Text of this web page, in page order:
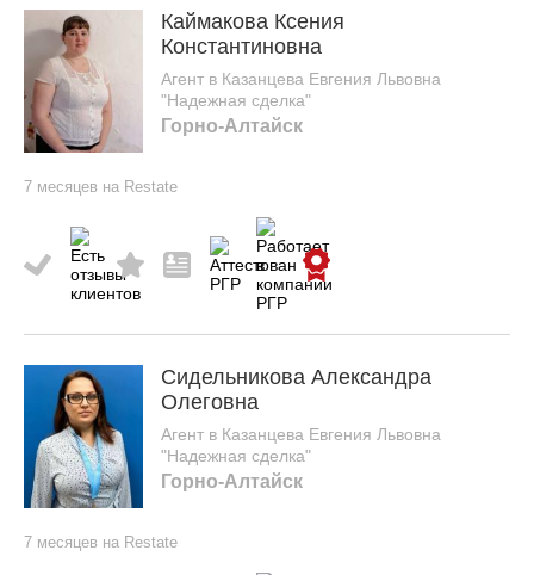
Каймакова Ксения
Константиновна
Агент в Казанцева Евгения Львовна
"Надежная сделка"
Горно-Алтайск
7 месяцев на Restate
Сидельникова Александра
Олеговна
Агент в Казанцева Евгения Львовна
"Надежная сделка"
Горно-Алтайск
7 месяцев на Restate